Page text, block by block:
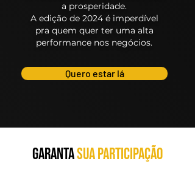
a prosperidade.
A edição de 2024 é imperdível
pra quem quer ter uma alta
performance nos negócios.
Quero estar lá
GARANTASUA PARTICIPAÇÃO